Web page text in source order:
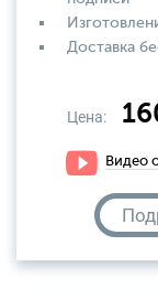
Доставка
Цена:
Видео